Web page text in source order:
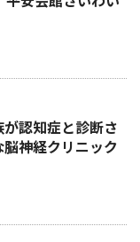
認知症と診断さ
神経クリニック